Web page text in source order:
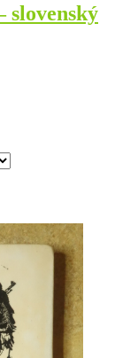
slovenský